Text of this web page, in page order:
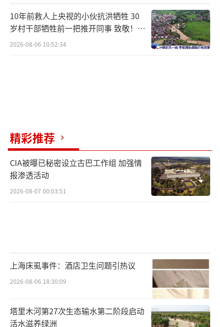
10年前救人上央视的小伙抗洪牺牲 30
岁村干部牺牲前一把推开同事 致敬！送
别！
2026-08-06 10:52:34
精彩推荐
CIA被曝已秘密设立古巴工作组 加强情
报渗透活动
2026-08-07 00:03:51
上海床虱事件：酒店卫生问题引热议
2026-08-06 18:30:09
塔里木河第27次生态输水第二阶段启动
活水滋养绿洲